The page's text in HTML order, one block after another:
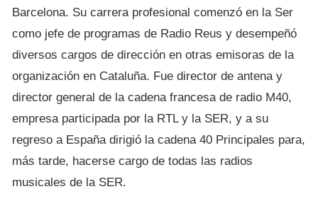
Barcelona. Su carrera profesional comenzó en la Ser
como jefe de programas de Radio Reus y desempeñó
diversos cargos de dirección en otras emisoras de la
organización en Cataluña. Fue director de antena y
director general de la cadena francesa de radio M40,
empresa participada por la RTL y la SER, y a su
regreso a España dirigió la cadena 40 Principales para,
más tarde, hacerse cargo de todas las radios
musicales de la SER.